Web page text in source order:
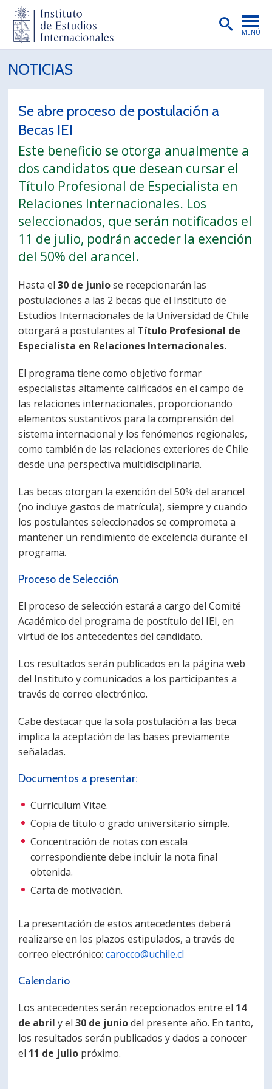
MENÚ
INSTITUTO
PREGRADO
INVESTIGACIÓN
EXTENSIÓN
PUBLICACIONES
BIBLIOTECA
ENGLISH
PORTUGUÊS
Postulantes
Estudiantes
Académicos
Egresados
NOTICIAS
Se abre proceso de postulación a
Becas IEI
Este beneficio se otorga anualmente a
dos candidatos que desean cursar el
Título Profesional de Especialista en
Relaciones Internacionales. Los
seleccionados, que serán notificados el
11 de julio, podrán acceder la exención
del 50% del arancel.
Hasta el30 de juniose recepcionarán las
postulaciones a las 2 becas que el Instituto de
Estudios Internacionales de la Universidad de Chile
otorgará a postulantes al Título Profesional de
Especialista en Relaciones Internacionales.
El programa tiene como objetivo formar
especialistas altamente calificados en el campo de
las relaciones internacionales, proporcionando
elementos sustantivos para la comprensión del
sistema internacional y los fenómenos regionales,
como también de las relaciones exteriores de Chile
desde una perspectiva multidisciplinaria.
Las becas otorgan la exención del 50% del arancel
(no incluye gastos de matrícula), siempre y cuando
los postulantes seleccionados se comprometa a
mantener un rendimiento de excelencia durante el
programa.
Proceso de Selección
El proceso de selección estará a cargo del Comité
Académico del programa de postítulo del IEI, en
virtud de los antecedentes del candidato.
Los resultados serán publicados en la página web
del Instituto y comunicados a los participantes a
través de correo electrónico.
Cabe destacar que la sola postulación a las beca
implica la aceptación de las bases previamente
señaladas.
Documentos a presentar:
Currículum Vitae.
Copia de título o grado universitario simple.
Concentración de notas con escala
correspondiente debe incluir la nota final
obtenida.
Carta de motivación.
La presentación de estos antecedentes deberá
realizarse en los plazos estipulados, a través de
correo electrónico:carocco@uchile.cl
Calendario
Los antecedentes serán recepcionados entre el 14
de abrily el30 de juniodel presente año. En tanto,
los resultados serán publicados y dados a conocer
el 11 de julio próximo.